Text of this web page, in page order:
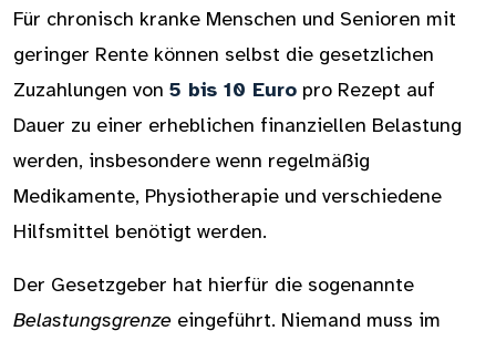
Für chronisch kranke Menschen und Senioren mit
geringer Rente können selbst die gesetzlichen
Zuzahlungen von 5 bis 10 Euro pro Rezept auf
Dauer zu einer erheblichen finanziellen Belastung
werden, insbesondere wenn regelmäßig
Medikamente, Physiotherapie und verschiedene
Hilfsmittel benötigt werden.
Der Gesetzgeber hat hierfür die sogenannte
Belastungsgrenze eingeführt. Niemand muss im